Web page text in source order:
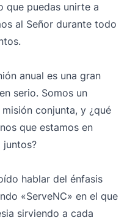
que puedas unirte a
al Señor durante todo
anual es una gran
serio. Somos un
conjunta, y ¿qué
que estamos en
juntos?
hablar del énfasis
«ServeNC» en el que
sirviendo a cada